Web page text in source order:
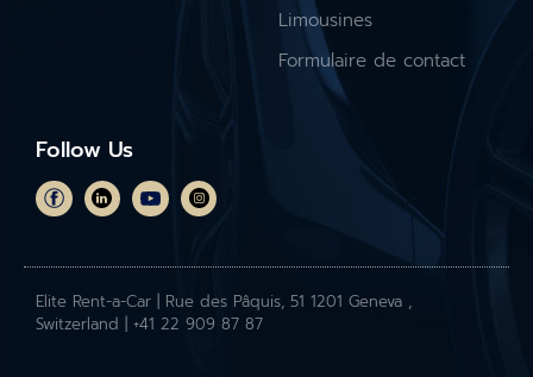
Limousines
Formulaire de contact
Follow Us
Elite Rent-a-Car | Rue des Pâquis, 51 1201 Geneva ,
Switzerland | +41 22 909 87 87